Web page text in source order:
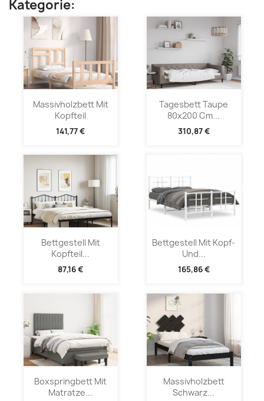
Kategorie:
Massivholzbett Mit
Kopfteil
141,77 €
Tagesbett Taupe
80x200 Cm...
310,87 €
Bettgestell Mit
Kopfteil...
87,16 €
Bettgestell Mit Kopf-
Und...
165,86 €
Boxspringbett Mit
Matratze...
Massivholzbett
Schwarz...